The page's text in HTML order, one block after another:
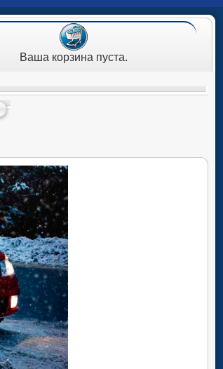
Ваша корзина пуста.